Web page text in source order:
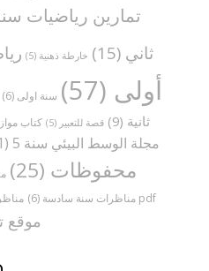
تمارين رياضيات
ثاني (15) خارطة ذهنية (5)
أولى (57) سنة اولى (6)
ثانية (9) قصة للتعبير (5) كتاب
مجلة الوسط البيئي سنة 5 (11)
محفوظات (25)
مناظرات سنة سادسة (6)
مناظرات سنة سادسة مع الإصلاح pdf
موقع